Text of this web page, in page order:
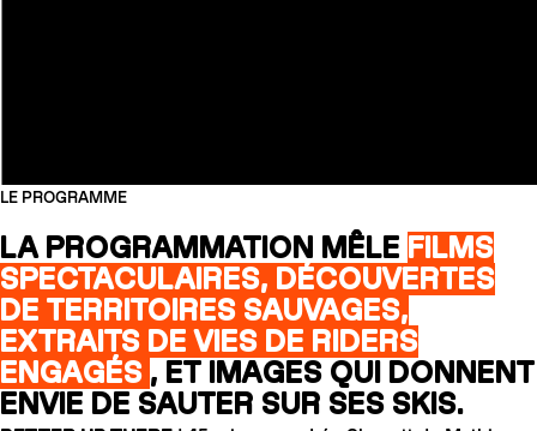
LE PROGRAMME
LA PROGRAMMATION MÊLE FILMS
SPECTACULAIRES, DÉCOUVERTES
DE TERRITOIRES SAUVAGES,
EXTRAITS DE VIES DE RIDERS
ENGAGÉS , ET IMAGES QUI DONNENT
ENVIE DE SAUTER SUR SES SKIS.